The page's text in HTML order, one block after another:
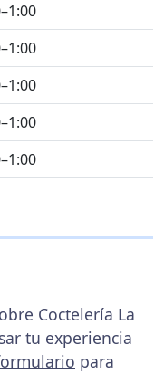
Coctelería La
tu experiencia
para